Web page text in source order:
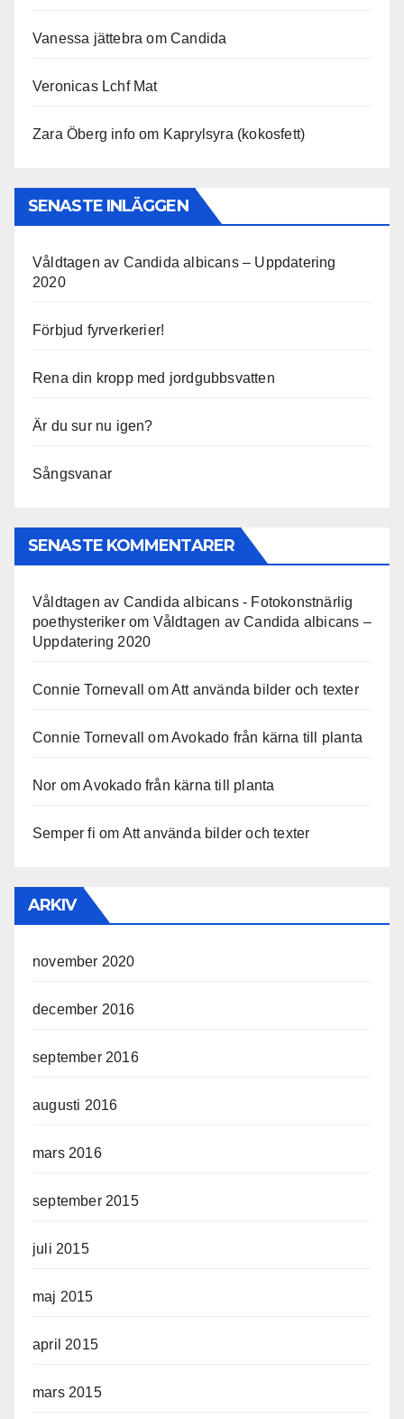
Vanessa jättebra om Candida
Veronicas Lchf Mat
Zara Öberg info om Kaprylsyra (kokosfett)
SENASTE INLÄGGEN
Våldtagen av Candida albicans – Uppdatering
2020
Förbjud fyrverkerier!
Rena din kropp med jordgubbsvatten
Är du sur nu igen?
Sångsvanar
SENASTE KOMMENTARER
Våldtagen av Candida albicans - Fotokonstnärlig
poethysterikerom Våldtagen av Candida albicans –
Uppdatering 2020
Connie Tornevall omAtt använda bilder och texter
Connie Tornevall omAvokado från kärna till planta
Nor omAvokado från kärna till planta
Semper fi om Att använda bilder och texter
ARKIV
november 2020
december 2016
september 2016
augusti 2016
mars 2016
september 2015
juli 2015
maj 2015
april 2015
mars 2015